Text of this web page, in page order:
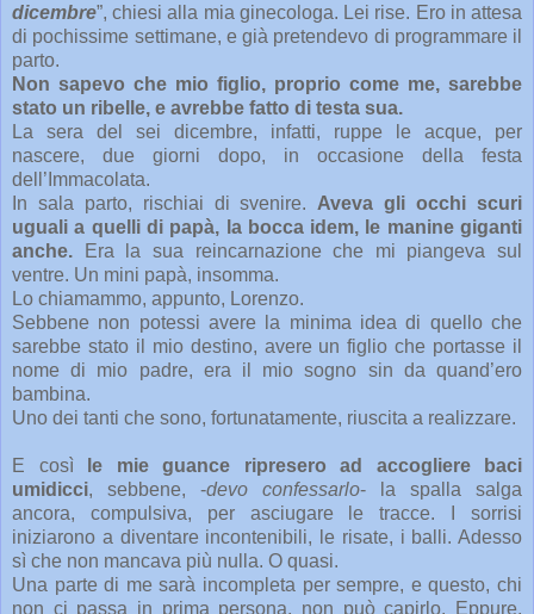
dicembre”, chiesi alla mia ginecologa. Lei rise. Ero in attesa
di pochissime settimane, e già pretendevo di programmare il
parto.
Non sapevo che mio figlio, proprio come me, sarebbe
stato un ribelle, e avrebbe fatto di testa sua.
La sera del sei dicembre, infatti, ruppe le acque, per
nascere, due giorni dopo, in occasione della festa
dell’Immacolata.
In sala parto, rischiai di svenire. Aveva gli occhi scuri
uguali a quelli di papà, la bocca idem, le manine giganti
anche.
Era la sua reincarnazione che mi piangeva sul
ventre. Un mini papà, insomma.
Lo chiamammo, appunto, Lorenzo.
Sebbene non potessi avere la minima idea di quello che
sarebbe stato il mio destino, avere un figlio che portasse il
nome di mio padre, era il mio sogno sin da quand’ero
bambina.
Uno dei tanti che sono, fortunatamente, riuscita a realizzare.
E così
le mie guance ripresero ad accogliere baci
umidicci, sebbene, -devo confessarlo- la spalla salga
ancora, compulsiva, per asciugare le tracce. I sorrisi
iniziarono a diventare incontenibili, le risate, i balli. Adesso
sì che non mancava più nulla. O quasi.
Una parte di me sarà incompleta per sempre, e questo, chi
non ci passa in prima persona, non può capirlo. Eppure,